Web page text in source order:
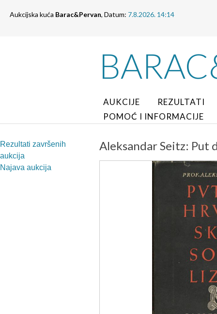
Aukcijska kuća Barac&Pervan, Datum: 7.8.2026. 14:14
AUKCIJE
REZULTATI
POMOĆ I INFORMACIJE
Rezultati završenih
aukcija
Najava aukcija
Aleksandar Seitz: Put